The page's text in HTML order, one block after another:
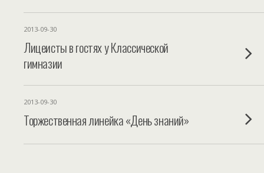
2013-09-30
Лицеисты в гостях у Классической
гимназии
2013-09-30
Торжественная линейка «День знаний»